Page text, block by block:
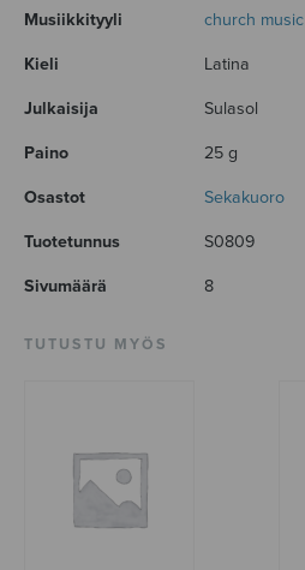
Musiikkityyli church music
Kieli Latina
Julkaisija Sulasol
Paino 25 g
Osastot Sekakuoro
Tuotetunnus S0809
Sivumäärä 8
TUTUSTU MYÖS